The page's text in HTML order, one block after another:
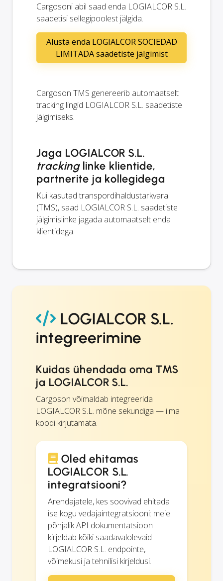
Cargosoni abil saad enda LOGIALCOR S.L.
saadetisi sellegipoolest jälgida.
Alusta enda LOGIALCOR SOCIEDAD
LIMITADA saadetiste jälgimist
Cargoson TMS genereerib automaatselt
tracking lingid LOGIALCOR S.L. saadetiste
jälgimiseks.
Jaga LOGIALCOR S.L.
trackinglinke klientide,
partnerite ja kollegidega
Kui kasutad transpordihaldustarkvara
(TMS), saad LOGIALCOR S.L. saadetiste
jälgimislinke jagada automaatselt enda
klientidega.
LOGIALCOR S.L.
integreerimine
Kuidas ühendada oma TMS
ja LOGIALCOR S.L.
Cargoson võimaldab integreerida
LOGIALCOR S.L. mõne sekundiga — ilma
koodi kirjutamata.
Oled ehitamas
LOGIALCOR S.L.
integratsiooni?
Arendajatele, kes soovivad ehitada
ise kogu vedajaintegratsiooni: meie
põhjalik API dokumentatsioon
kirjeldab kõiki saadavalolevaid
LOGIALCOR S.L. endpointe,
võimekusi ja tehnilisi kirjeldusi.